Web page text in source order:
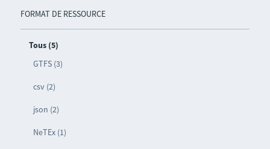
FORMAT DE RESSOURCE
Tous (5)
GTFS (3)
csv (2)
json (2)
NeTEx (1)